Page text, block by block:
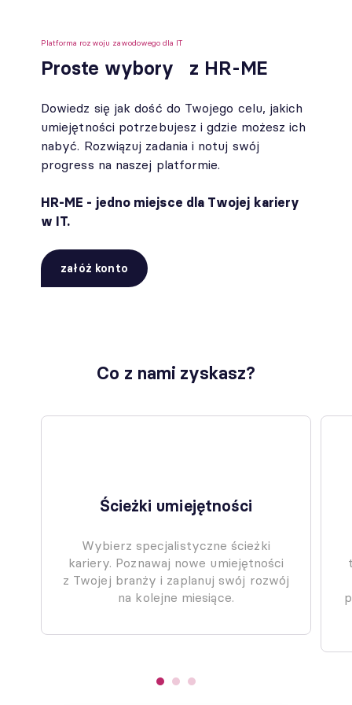
Platforma rozwoju zawodowego dla IT
Proste wybory z HR-ME
Dowiedz się jak dość do Twojego celu, jakich
umiejętności potrzebujesz i gdzie możesz ich
nabyć. Rozwiązuj zadania i notuj swój
progress na naszej platformie.
HR-ME - jedno miejsce dla Twojej kariery
w IT.
załóż konto
Co z nami zyskasz?
Ścieżki umiejętności
Wybierz specjalistyczne ścieżki
kariery. Poznawaj nowe umiejętności
z Twojej branży i zaplanuj swój rozwój
na kolejne miesiące.